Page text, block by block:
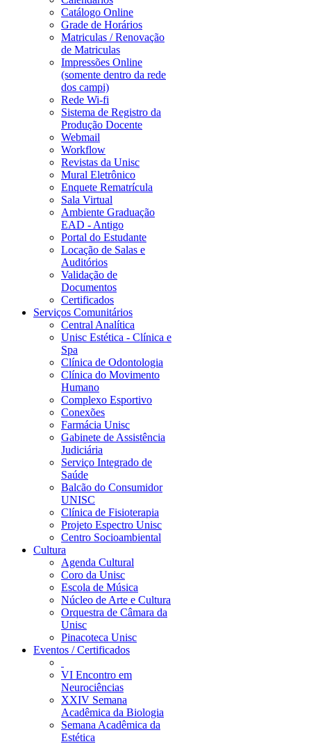
Catálogo Online
Grade de Horários
Matriculas / Renovação
de Matriculas
Impressões Online
(somente dentro da rede
dos campi)
Rede Wi-fi
Sistema de Registro da
Produção Docente
Webmail
Workflow
Revistas da Unisc
Mural Eletrônico
Enquete Rematrícula
Sala Virtual
Ambiente Graduação
EAD - Antigo
Portal do Estudante
Locação de Salas e
Auditórios
Validação de
Documentos
Certificados
Serviços Comunitários
Central Analítica
Unisc Estética - Clínica e
Spa
Clínica de Odontologia
Clínica do Movimento
Humano
Complexo Esportivo
Conexões
Farmácia Unisc
Gabinete de Assistência
Judiciária
Serviço Integrado de
Saúde
Balcão do Consumidor
UNISC
Clínica de Fisioterapia
Projeto Espectro Unisc
Centro Socioambiental
Cultura
Agenda Cultural
Coro da Unisc
Escola de Música
Núcleo de Arte e Cultura
Orquestra de Câmara da
Unisc
Pinacoteca Unisc
Eventos / Certificados
VI Encontro em
Neurociências
XXIV Semana
Acadêmica da Biologia
Semana Acadêmica da
Estética